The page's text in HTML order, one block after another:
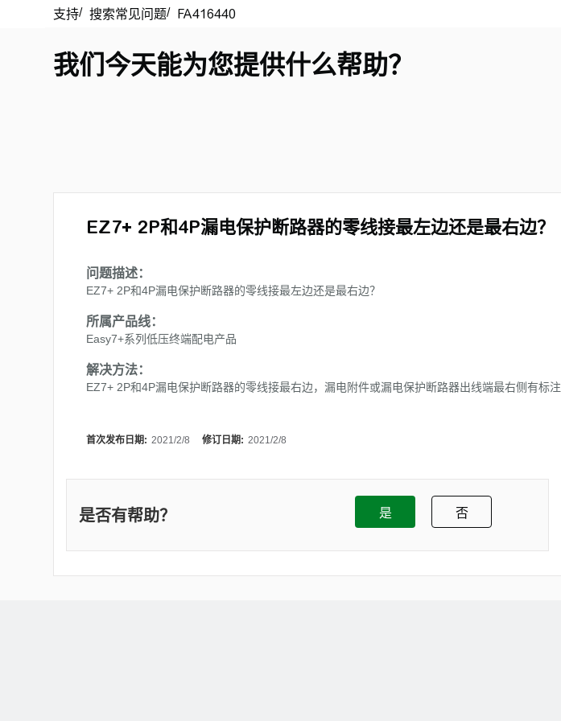
我们今天能为您提供什么帮助？
EZ7+ 2P和4P漏电保护断路器的零线接最左边还是最右边？
问题描述：
EZ7+ 2P和4P漏电保护断路器的零线接最左边还是最右边？
所属产品线：
Easy7+系列低压终端配电产品
解决方法：
EZ7+ 2P和4P漏电保护断路器的零线接最右边，漏电附件或漏电保护断路器出线端最右侧有标注
首次发布日期: 2021/2/8 修订日期: 2021/2/8
是否有帮助？